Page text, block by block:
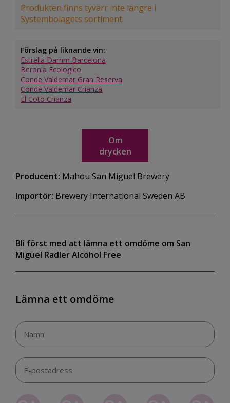
Produkten finns tyvärr inte längre i
Systembolagets sortiment.
Förslag på liknande vin:
Estrella Damm Barcelona
Beronia Ecologico
Conde Valdemar Gran Reserva
Conde Valdemar Crianza
El Coto Crianza
Om
drycken
Producent: Mahou San Miguel Brewery
Importör: Brewery International Sweden AB
Bli först med att lämna ett omdöme om San
Miguel Radler Alcohol Free
Lämna ett omdöme